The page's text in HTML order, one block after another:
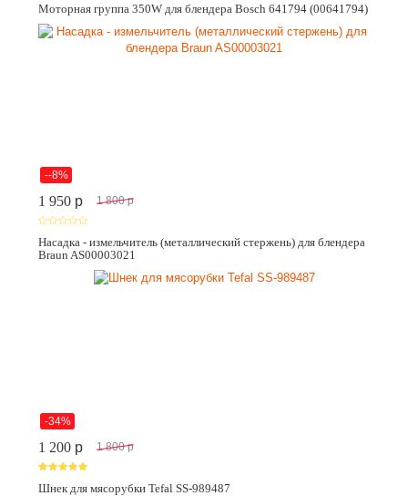
Моторная группа 350W для блендера Bosch 641794 (00641794)
--8%
1 950 p 1 800 p
Насадка - измельчитель (металлический стержень) для блендера
Braun AS00003021
-34%
1 200 p 1 800 p
Шнек для мясорубки Tefal SS-989487